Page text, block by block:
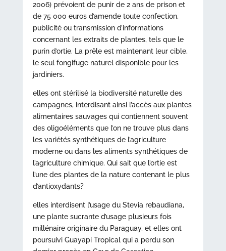
2006) prévoient de punir de 2 ans de prison et
de 75 000 euros d’amende toute confection,
publicité ou transmission d’informations
concernant les extraits de plantes, tels que le
purin d’ortie. La prêle est maintenant leur cible,
le seul fongifuge naturel disponible pour les
jardiniers.
elles ont stérilisé la biodiversité naturelle des
campagnes, interdisant ainsi l’accès aux plantes
alimentaires sauvages qui contiennent souvent
des oligoéléments que l’on ne trouve plus dans
les variétés synthétiques de l’agriculture
moderne ou dans les aliments synthétiques de
l’agriculture chimique. Qui sait que l’ortie est
l’une des plantes de la nature contenant le plus
d’antioxydants?
elles interdisent l’usage du Stevia rebaudiana,
une plante sucrante d’usage plusieurs fois
millénaire originaire du Paraguay, et elles ont
poursuivi Guayapi Tropical qui a perdu son